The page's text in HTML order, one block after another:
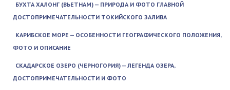
БУХТА ХАЛОНГ (ВЬЕТНАМ) — ПРИРОДА И ФОТО ГЛАВНОЙ
ДОСТОПРИМЕЧАТЕЛЬНОСТИ ТОКИЙСКОГО ЗАЛИВА
КАРИБСКОЕ МОРЕ — ОСОБЕННОСТИ ГЕОГРАФИЧЕСКОГО ПОЛОЖЕНИЯ,
ФОТО И ОПИСАНИЕ
СКАДАРСКОЕ ОЗЕРО (ЧЕРНОГОРИЯ) — ЛЕГЕНДА ОЗЕРА,
ДОСТОПРИМЕЧАТЕЛЬНОСТИ И ФОТО